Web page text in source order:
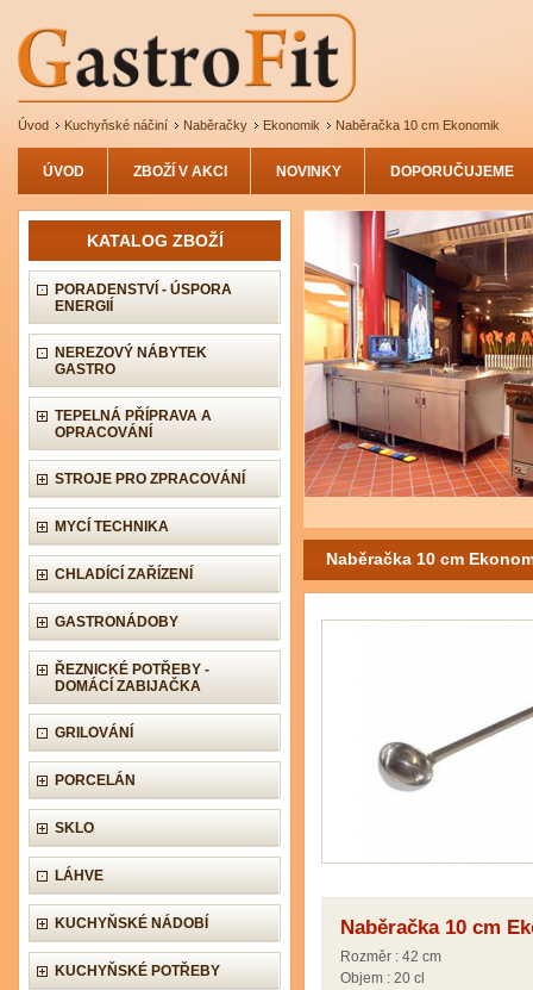
Úvod Kuchyňské náčiní Naběračky Ekonomik Naběračka 10 cm Ekonomik
ÚVOD ZBOŽÍ V AKCI NOVINKY DOPORUČUJEME
KATALOG ZBOŽÍ
PORADENSTVÍ - ÚSPORA
ENERGIÍ
NEREZOVÝ NÁBYTEK
GASTRO
TEPELNÁ PŘÍPRAVA A
OPRACOVÁNÍ
STROJE PRO ZPRACOVÁNÍ
MYCÍ TECHNIKA
CHLADÍCÍ ZAŘÍZENÍ
GASTRONÁDOBY
ŘEZNICKÉ POTŘEBY -
DOMÁCÍ ZABIJAČKA
GRILOVÁNÍ
PORCELÁN
SKLO
LÁHVE
KUCHYŇSKÉ NÁDOBÍ
KUCHYŇSKÉ POTŘEBY
Naběračka 10 cm
Naběračka 10 cm
Rozměr : 42 cm
Objem : 20 cl